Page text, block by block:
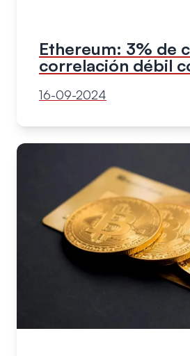
Ethereum: 3% de
correlación débil
16-09-2024